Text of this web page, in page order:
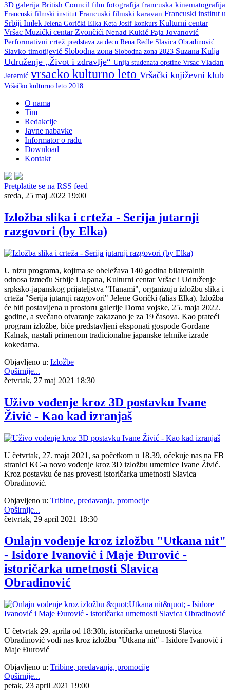
3D galerija British Council film fotografija francuska kinematografija
Francuski filmski institut Francuski filmski karavan Francuski institut u
Srbiji Imlek Jelena Gorički Elka Keta Josif konkurs Kulturni centar
Vršac Muzički centar Zvončići Nenad Kukić Paja Jovanović
Performativni crtež predstava za decu Rena Redle Slavica Obradinović
Slavko timotijević Slobodna zona Slobodna zona 2023 Suzana Kulja
Udruženje „Život i zdravlje“ Unija studenata opstine Vrsac Vladan
Jeremić vrsacko kulturno leto Vršački književni klub
Vršačko kulturno leto 2018
O nama
Tim
Redakcije
Javne nabavke
Informator o radu
Download
Kontakt
Pretplatite se na RSS feed
sreda, 25 maj 2022 19:00
Izložba slika i crteža - Serija jutarnji
razgovori (by Elka)
U nizu programa, kojima se obeležava 140 godina bilateralnih
odnosa između Srbije i Japana, Kulturni centar Vršac i Udruženje
srpksko-japanskog prijateljstva "Hanami", organizuju izložbu slika i
crteža "Serija jutarnji razgovori" Jelene Gorički (alias Elka). Izložba
će biti postavljena u prostoru galerije Doma vojske, 25. maja 2022.
godine, a svečano otvaranje zakazano je za 19 časova. Kao prateći
program izložbe, biće predstavljeni eksponati gospođe Gordane
Kalnak, nastali primenom tradicionalne japanske tehnike izrade
kokedama.
Objavljeno u: Izložbe
Opširnije...
četvrtak, 27 maj 2021 18:30
Uživo vođenje kroz 3D postavku Ivane
Živić - Kao kad izranjaš
U četvrtak, 27. maja 2021, sa početkom u 18.39, očekuje nas na FB
stranici KC-a novo vođenje kroz 3D izložbu umetnice Ivane Živić.
Kroz postavku će nas provesti istoričarka umetnosti Slavica
Obradinović.
Objavljeno u: Tribine, predavanja, promocije
Opširnije...
četvrtak, 29 april 2021 18:30
Onlajn vođenje kroz izložbu "Utkana nit"
- Isidore Ivanović i Maje Đurović -
istoričarka umetnosti Slavica
Obradinović
U četvrtak 29. aprila od 18:30h, istoričarka umetnosti Slavica
Obradinović vodi nas kroz izložbu "Utkana nit" - Isidore Ivanović i
Maje Đurović
Objavljeno u: Tribine, predavanja, promocije
Opširnije...
petak, 23 april 2021 19:00